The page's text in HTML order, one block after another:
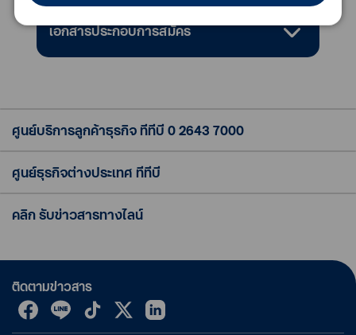
เอกสารประกอบการสมัคร
ศูนย์บริการลูกค้าธุรกิจ ทีทีบี 0 2643 7000
ศูนย์ธุรกิจต่างประเทศ ทีทีบี
คลิก รับข่าวสารทางไลน์
ติดตามข่าวสาร